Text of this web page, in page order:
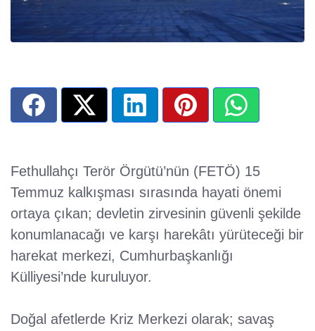
Fethullahçı Terör Örgütü’nün (FETÖ) 15
Temmuz kalkışması sırasında hayati önemi
ortaya çıkan; devletin zirvesinin güvenli şekilde
konumlanacağı ve karşı harekâtı yürüteceği bir
harekat merkezi, Cumhurbaşkanlığı
Külliyesi’nde kuruluyor.
Doğal afetlerde Kriz Merkezi olarak; savaş